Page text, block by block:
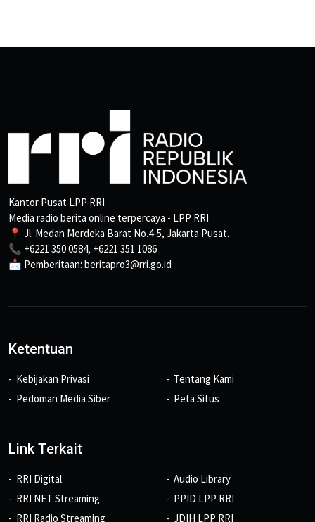
Kantor Pusat LPP RRI
Media radio berita online terpercaya - LPP RRI
📍 Jl. Medan Merdeka Barat No.4-5, Jakarta Pusat.
📞 +6221 350 0584, +6221 351 1086
📩 Pemberitaan: beritapro3@rri.go.id
Ketentuan
Kebijakan Privasi
Pedoman Media Siber
Tentang Kami
Peta Situs
Link Terkait
RRI Digital
RRI NET Streaming
RRI Radio Streaming
Audio Library
PPID LPP RRI
JDIH LPP RRI